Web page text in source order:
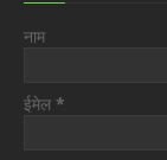
नाम
ईमेल *